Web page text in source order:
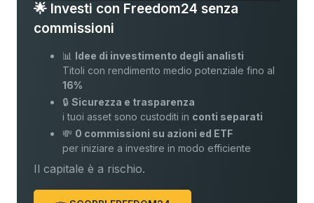
🌟 Investi con Freedom24 senza
commissioni
📊 Idee di investimento degli analisti
Titoli con rendimento medio potenziale fino al
16%
🔒Sicurezza e trasparenza
i tuoi asset sono custoditi in conti separati
💸 0 commissioni su azioni ed ETF
per iniziare a investire in modo efficiente
Il capitale è a rischio.